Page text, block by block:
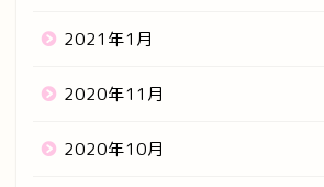
2021年1月
2020年11月
2020年10月